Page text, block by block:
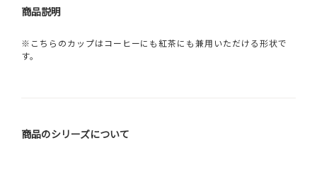
商品説明
※こちらのカップはコーヒーにも紅茶にも兼用いただける形状で
す。
商品のシリーズについて